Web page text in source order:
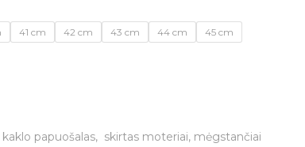
41 cm 42 cm 43 cm 44 cm 45 cm
papuošalas, skirtas moteriai, mėgstančiai